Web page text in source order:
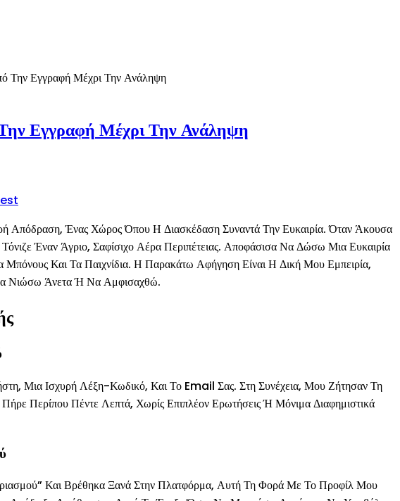
Εγγραφή Μέχρι Την Ανάληψη
Εγγραφή Μέχρι Την Ανάληψη
Απόδραση, Ένας Χώρος Όπου Η Διασκέδαση Συναντά Την Ευκαιρία. Όταν Άκουσα
Έναν Άγριο, Σαφίσιχο Αέρα Περιπέτειας. Αποφάσισα Να Δώσω Μια Ευκαιρία
Και Τα Παιχνίδια. Η Παρακάτω Αφήγηση Είναι Η Δική Μου Εμπειρία,
Νιώσω Άνετα Ή Να Αμφισαχθώ.
Μια Ισχυρή Λέξη-Κωδικό, Και Το Email Σας. Στη Συνέχεια, Μου Ζήτησαν Τη
Περίπου Πέντε Λεπτά, Χωρίς Επιπλέον Ερωτήσεις Ή Μόνιμα Διαφημιστικά
Και Βρέθηκα Ξανά Στην Πλατφόρμα, Αυτή Τη Φορά Με Το Προφίλ Μου